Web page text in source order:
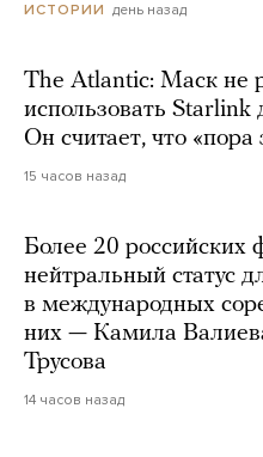
ИСТОРИИ день назад
The Atlantic: Маск не
использовать Starlink
Он считает, что
15 часов назад
Более 20 российских
нейтральный статус
в международных
них — Камила
Трусова
14 часов назад